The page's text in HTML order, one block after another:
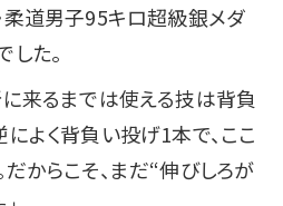
柔道男子95キロ超級銀メダ
した。
に来るまでは使える技は背負
よく背負い投げ1本で、ここ
からこそ、まだ“伸びしろが